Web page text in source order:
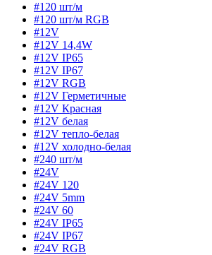
#120 шт/м
#120 шт/м RGB
#12V
#12V 14,4W
#12V IP65
#12V IP67
#12V RGB
#12V Герметичные
#12V Красная
#12V белая
#12V тепло-белая
#12V холодно-белая
#240 шт/м
#24V
#24V 120
#24V 5mm
#24V 60
#24V IP65
#24V IP67
#24V RGB